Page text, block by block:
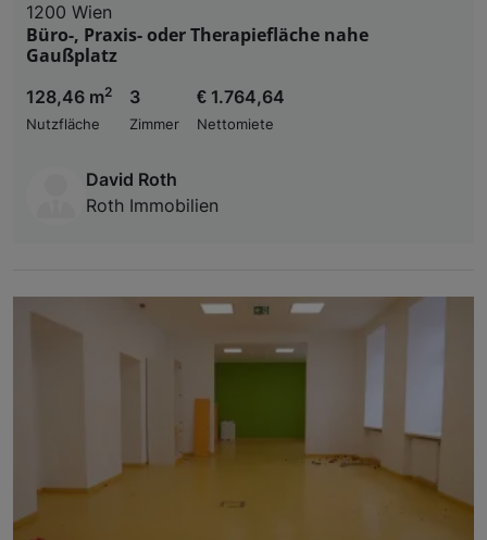
1200 Wien
Büro-, Praxis- oder Therapiefläche nahe
Gaußplatz
128,46 m2
Nutzfläche
3
Zimmer
€ 1.764,64
Nettomiete
David Roth
Roth Immobilien